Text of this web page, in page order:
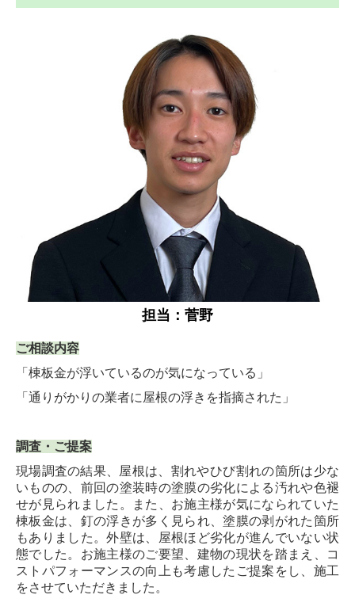
担当：菅野
ご相談内容
「棟板金が浮いているのが気になっている」
「通りがかりの業者に屋根の浮きを指摘された」
調査・ご提案
現場調査の結果 、屋根は、割れやひび割れの箇所は少な
いものの、前回の塗装時の塗膜の劣化による汚れや色褪
せが見られました。また、お施主様が気になられていた
棟板金は、釘の浮きが多く見られ、塗膜の剥がれた箇所
もありました。外壁は、屋根ほど劣化が進んでいない状
態でした。お施主様のご要望、建物の現状を踏まえ、コ
ストパフォーマンスの向上も考慮したご提案をし、施工
をさせていただきました。